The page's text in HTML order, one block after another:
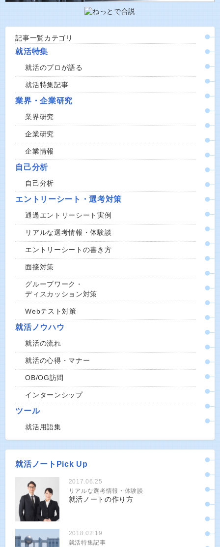
記事一覧カテゴリ
就活特集
就活のプロが語る
就活特集記事
業界・企業研究
業界研究
企業研究
企業情報
自己分析
自己分析
エントリーシート・選考対策
通過エントリーシート実例
リアルな選考情報・体験談
エントリーシートの書き方
面接対策
グループワーク・
ディスカッション対策
Webテスト対策
就活ノウハウ
就活の流れ
就活の心得・マナー
OB/OG訪問
インターンシップ
ツール
就活用語集
就活ノートPick Up
2017.06.25
リアルな選考情報・体験談
就活ノートの作り方
2018.02.19
就活特集記事